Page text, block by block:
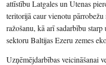
attīstību Latgales un Utenas
teritorijā caur vienotu
ražošanu, kā arī sadarbību
sektoru Baltijas Ezeru zemes
Uzņēmējdarbības veicināšanai